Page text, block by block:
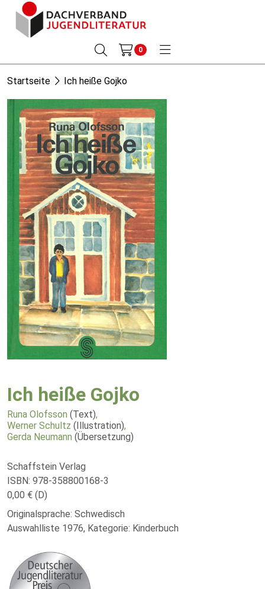
0
Startseite Ich heiße Gojko
Ich heiße Gojko
Runa Olofsson (Text),
Werner Schultz (Illustration),
Gerda Neumann (Übersetzung)
Schaffstein Verlag
ISBN: 978-358800168-3
0,00 € (D)
Originalsprache: Schwedisch
Auswahlliste 1976, Kategorie: Kinderbuch